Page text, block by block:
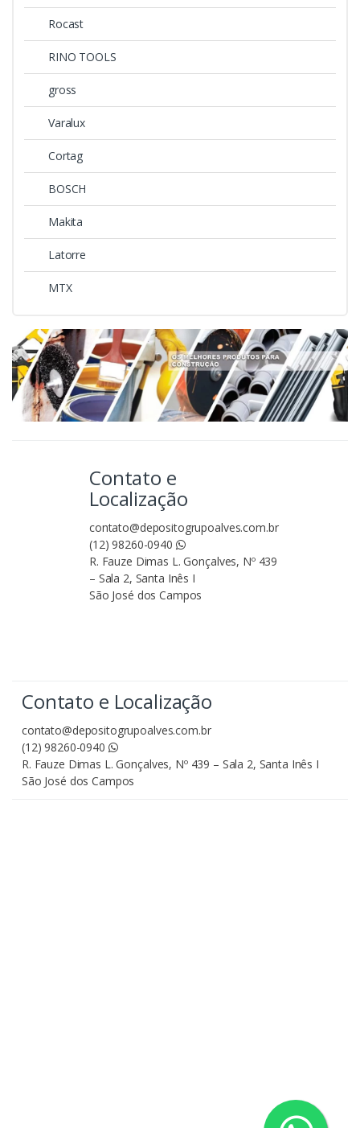
Rocast
RINO TOOLS
gross
Varalux
Cortag
BOSCH
Makita
Latorre
MTX
Contato e
Localização
contato@depositogrupoalves.com.br
(12) 98260-0940
R. Fauze Dimas L. Gonçalves, Nº 439
– Sala 2, Santa Inês I
São José dos Campos
Contato e Localização
contato@depositogrupoalves.com.br
(12) 98260-0940
R. Fauze Dimas L. Gonçalves, Nº 439 – Sala 2, Santa Inês I
São José dos Campos